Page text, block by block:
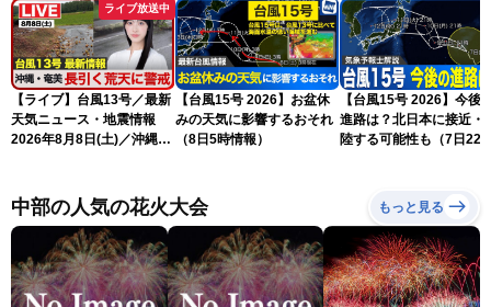
ライブ放送中
【ライブ】台風13号／最新
天気ニュース・地震情報
2026年8月8日(土)／沖縄・
〈ウェザーニュースLiVEモ
ーニング・松本真央／山口
剛央〉
【台風15号 2026】お盆休
みの天気に影響するおそれ
（8日5時情報）
【台風15号 2026】今後
進路は？北日本に接近・
陸する可能性も（7日22
中部の人気の花火大会 もっと見る